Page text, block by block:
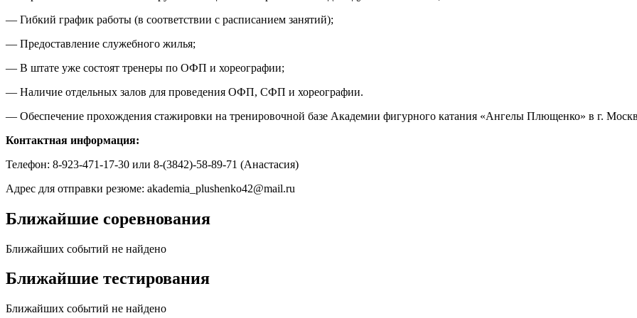
— Гибкий график работы (в соответствии с расписанием занятий);
— Предоставление служебного жилья;
— В штате уже состоят тренеры по ОФП и хореографии;
— Наличие отдельных залов для проведения ОФП, СФП и хореографии.
— Обеспечение прохождения стажировки на тренировочной базе Академии фигурного катания «Ангелы Плющенко» в г.
Контактная информация:
Телефон: 8-923-471-17-30 или 8-(3842)-58-89-71 (Анастасия)
Адрес для отправки резюме: akademia_plushenko42@mail.ru
Ближайшие соревнования
Ближайших событий не найдено
Ближайшие тестирования
Ближайших событий не найдено